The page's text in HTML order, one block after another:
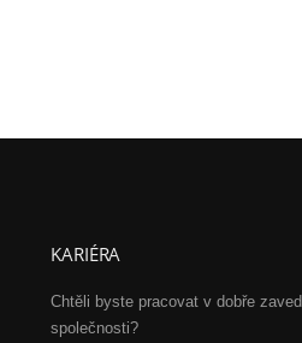
KARIÉRA
Chtěli byste pracovat v dobře
společnosti?